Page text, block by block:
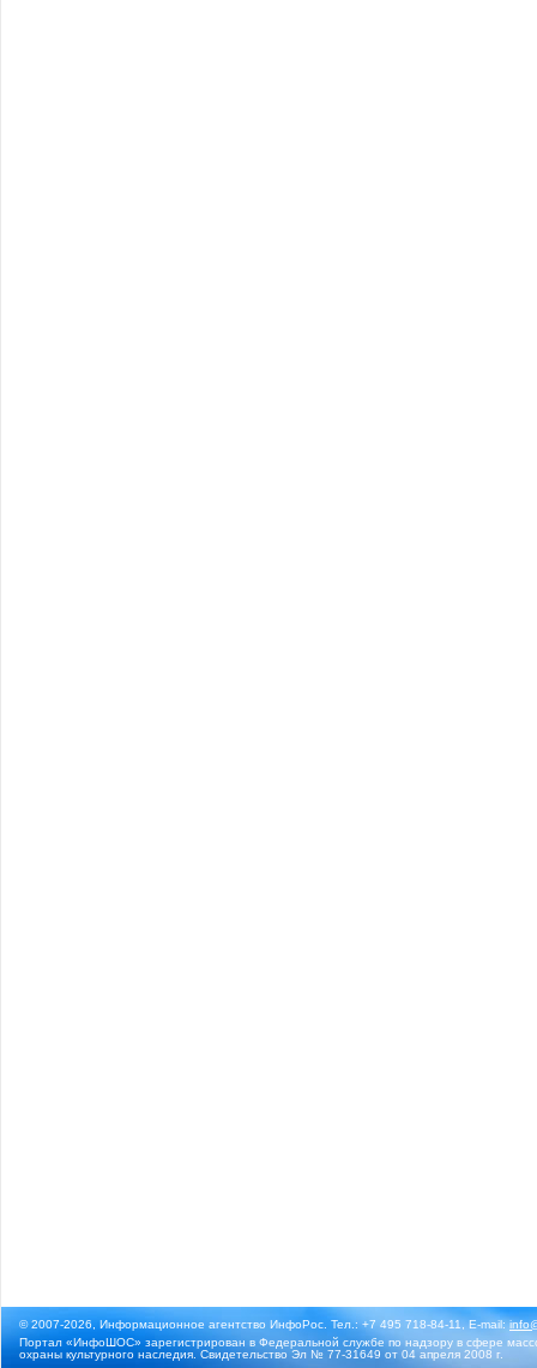
© 2007-2026, Информационное агентство ИнфоРос. Тел.: +7 495 718-84-11, E-mail:
Портал «ИнфоШОС» зарегистрирован в Федеральной службе по надзору в сфере
охраны культурного наследия. Свидетельство Эл № 77-31649 от 04 апреля 2008 г.